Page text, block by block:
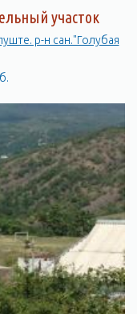
участок
р-н сан."Голубая